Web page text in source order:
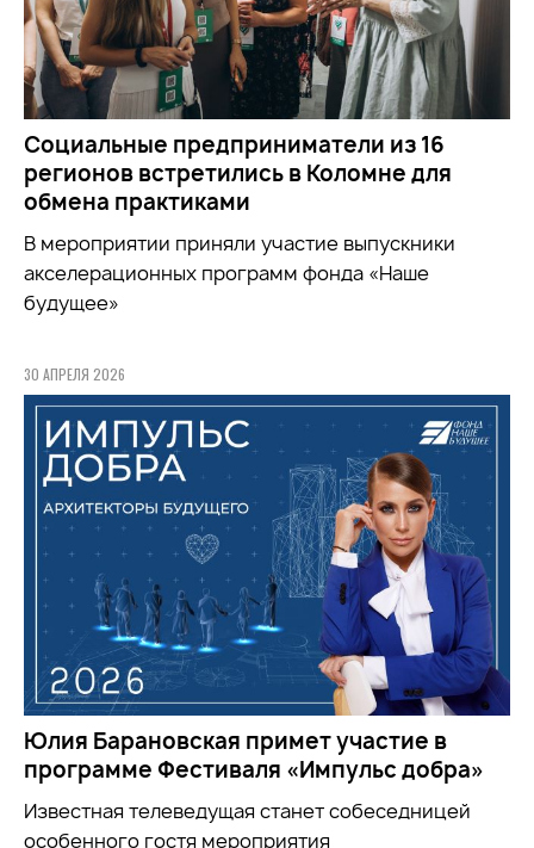
Социальные предприниматели из 16
регионов встретились в Коломне для
обмена практиками
В мероприятии приняли участие выпускники
акселерационных программ фонда «Наше
будущее»
30 АПРЕЛЯ 2026
Юлия Барановская примет участие в
программе Фестиваля «Импульс добра»
Известная телеведущая станет собеседницей
особенного гостя мероприятия